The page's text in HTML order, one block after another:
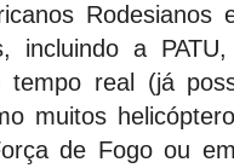
incluindo a
tempo real (já
muitos
de Fogo ou